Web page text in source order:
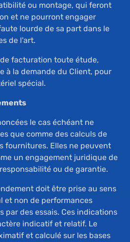
ou montage, qui feront
et ne pourront engager
lourde de sa part dans le
de l'art.
facturation toute étude,
à la demande du Client, pour
spécial.
le cas échéant ne
que comme des calculs de
fournitures. Elles ne peuvent
un engagement juridique de
ou de garantie.
doit être prise au sens
et non de performances
par des essais. Ces indications
indicatif et relatif. Le
et calculé sur les bases